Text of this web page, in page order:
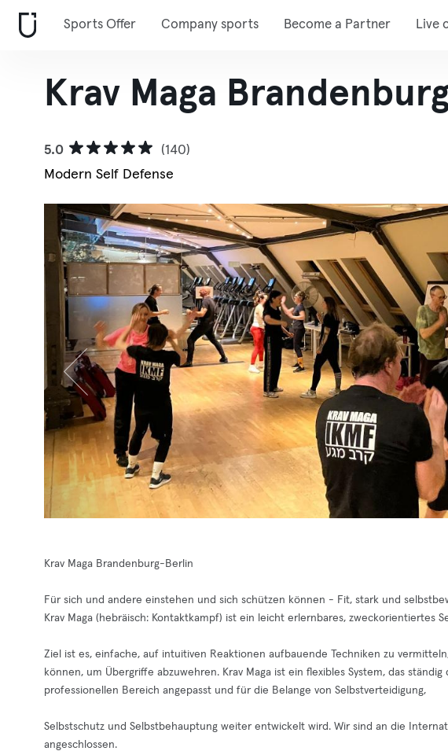
Sports Offer Company sports Become a Partner Live
Krav Maga
5.0
(140)
Modern Self Defense
Krav Maga Brandenburg-Berlin
Für sich und andere einstehen und sich schützen können - Fit, stark und
Krav Maga (hebräisch: Kontaktkampf) ist ein leicht erlernbares, zweckorientiertes
Ziel ist es, einfache, auf intuitiven Reaktionen aufbauende Techniken zu
können, um Übergriffe abzuwehren. Krav Maga ist ein flexibles System, das
professionellen Bereich angepasst und für die Belange von Selbstverteidigung,
Selbstschutz und Selbstbehauptung weiter entwickelt wird. Wir sind an die
angeschlossen.